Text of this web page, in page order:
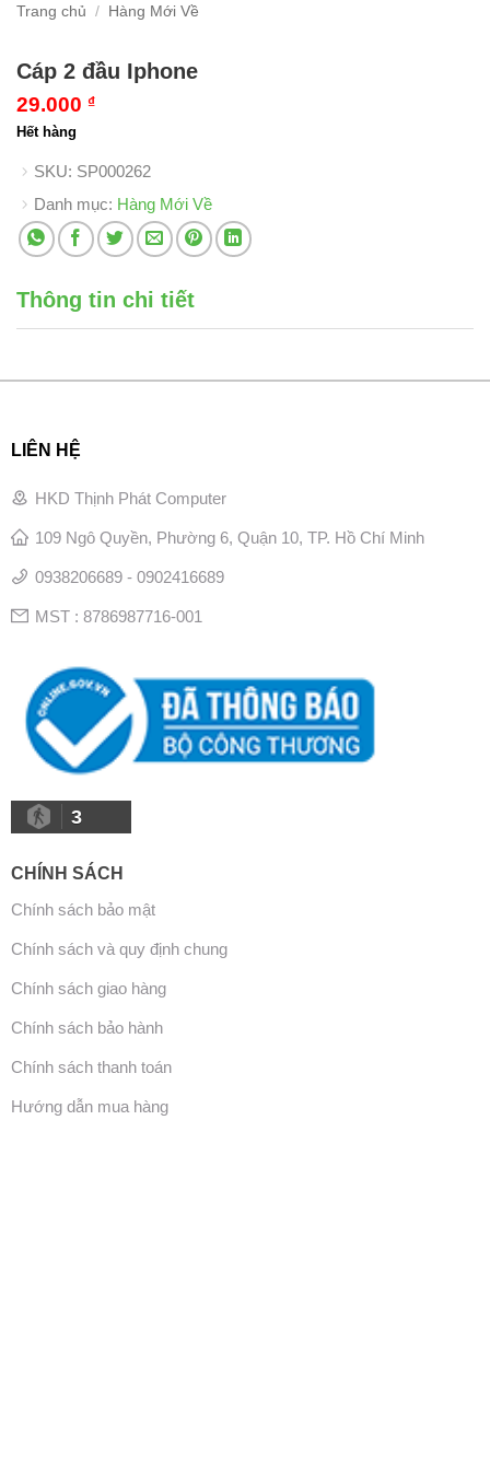
Trang chủ / Hàng Mới Về
Cáp 2 đầu Iphone
29.000 ₫
Hết hàng
SKU: SP000262
Danh mục: Hàng Mới Về
Thông tin chi tiết
LIÊN HỆ
HKD Thịnh Phát Computer
109 Ngô Quyền, Phường 6, Quận 10, TP. Hồ Chí Minh
0938206689 - 0902416689
MST : 8786987716-001
3
CHÍNH SÁCH
Chính sách bảo mật
Chính sách và quy định chung
Chính sách giao hàng
Chính sách bảo hành
Chính sách thanh toán
Hướng dẫn mua hàng